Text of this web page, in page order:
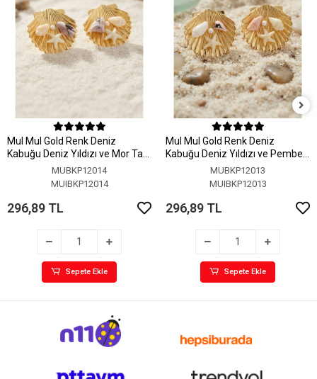
MuI MuI Gold Renk Deniz
Kabuğu Deniz Yıldızı ve Mor Taş
Detaylı KüpeMUBKP12014
MUIBKP12014
296,89 TL
Sepete Ekle
MuI MuI Gold Renk Deniz
Kabuğu Deniz Yıldızı ve Pembe
Taş Detaylı Küpe
MUBKP12013
MUIBKP12013
296,89 TL
Sepete Ekle